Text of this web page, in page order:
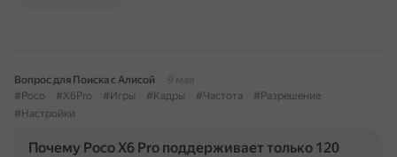
Вопрос для Поиска с Алисой
9 мая
#Poco
#X6Pro #Игры #Кадры #Частота
#Разрешение
#Настройки
Почему Poco X6 Pro поддерживает только 120